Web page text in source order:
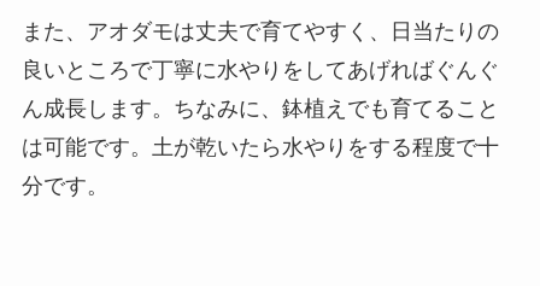
また、アオダモは丈夫で育てやすく、日当たりの
良いところで丁寧に水やりをしてあげればぐんぐ
ん成長します。ちなみに、鉢植えでも育てること
は可能です。土が乾いたら水やりをする程度で十
分です。